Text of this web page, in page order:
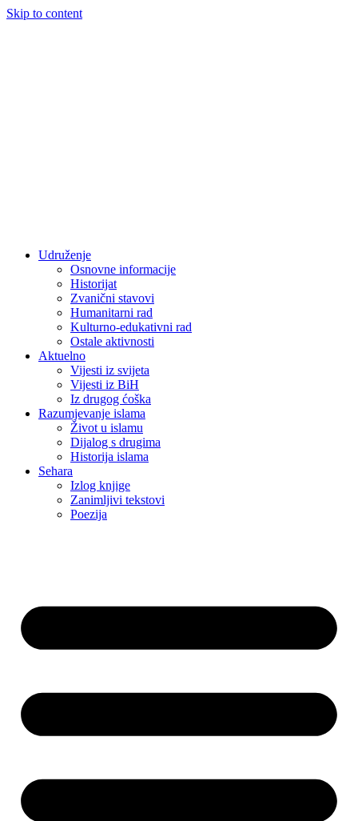
Skip to content
Udruženje
Osnovne informacije
Historijat
Zvanični stavovi
Humanitarni rad
Kulturno-edukativni rad
Ostale aktivnosti
Aktuelno
Vijesti iz svijeta
Vijesti iz BiH
Iz drugog ćoška
Razumjevanje islama
Život u islamu
Dijalog s drugima
Historija islama
Sehara
Izlog knjige
Zanimljivi tekstovi
Poezija